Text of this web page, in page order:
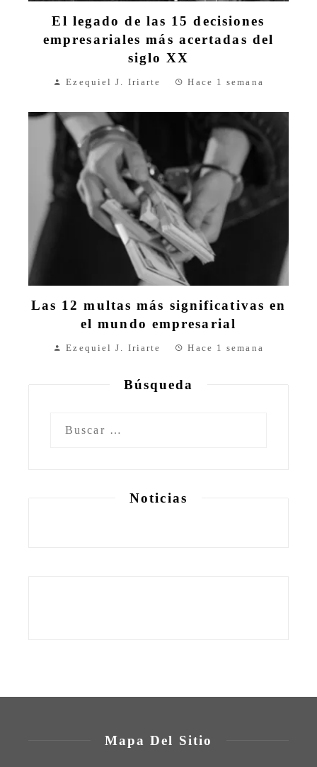
El legado de las 15 decisiones
empresariales más acertadas del
siglo XX
Ezequiel J. Iriarte Hace 1 semana
Las 12 multas más significativas en
el mundo empresarial
Ezequiel J. Iriarte Hace 1 semana
Búsqueda
Noticias
Mapa Del Sitio